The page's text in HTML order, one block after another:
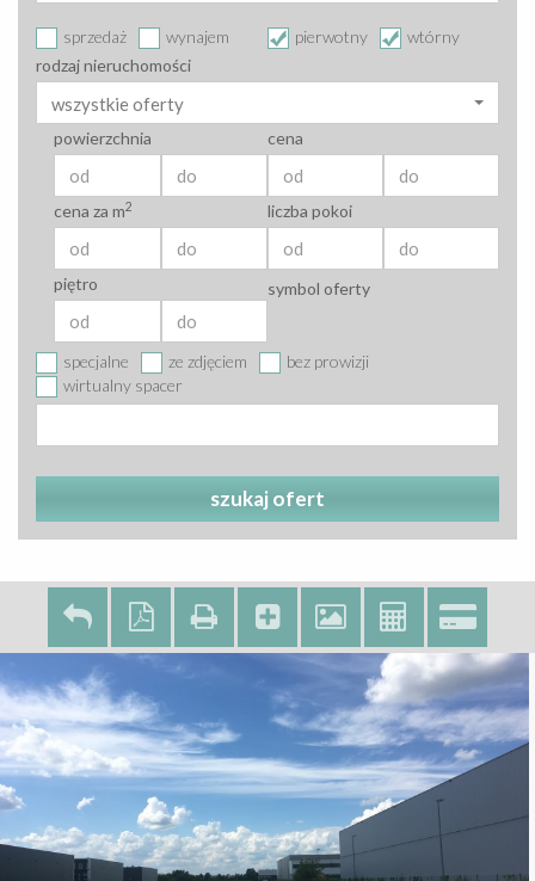
sprzedaż wynajem pierwotny
wtórny
rodzaj nieruchomości
wszystkie oferty
powierzchnia cena
cena za m2 liczba pokoi
piętro
specjalne ze zdjęciem
bez prowizji
wirtualny spacer
symbol oferty
szukaj ofert